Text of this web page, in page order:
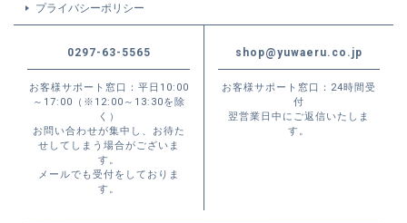
プライバシーポリシー
0297-63-5565
お客様サポート窓口：平日10:00
～17:00（※12:00～13:30を除
く）
お問い合わせが集中し、お待た
せしてしまう場合がございま
す。
メールでも受付をしておりま
す。
shop@yuwaeru.co.jp
お客様サポート窓口：24時間受
付
翌営業日中にご返信いたしま
す。